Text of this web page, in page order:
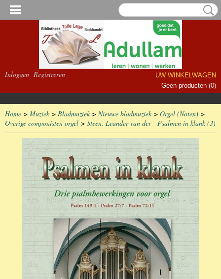
Inloggen Registreren
UW WINKELWAGEN
Geen producten (0)
Home > Muziek> Bladmuziek> Nieuwe bladmuziek> Orgel (Noten) >
Overige componisten orgel > Steen, Leander van der - Psalmen in klank (3)